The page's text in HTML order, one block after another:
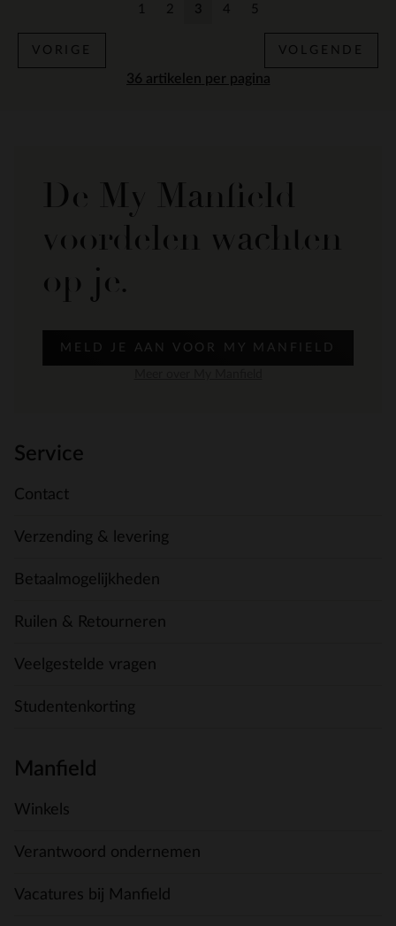
per pagina
VORIGE
1 2 3 4 5
VOLGENDE
De My Manfield
voordelen wachten
op je.
MELD JE AAN VOOR MY MANFIELD
Service
Contact
Verzending & levering
Betaalmogelijkheden
Ruilen & Retourneren
Veelgestelde vragen
Studentenkorting
Manfield
Winkels
Verantwoord ondernemen
Vacatures bij Manfield